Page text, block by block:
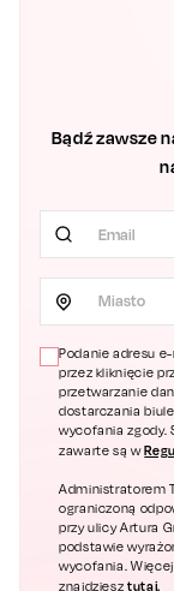
Bądź zawsze
Miasto
Podanie adresu
przez kliknięcie
przetwarzanie
dostarczania
wycofania zgody.
zawarte są w
Administratorem
ograniczoną
przy ulicy Artura
podstawie
wycofania.
znajdziesztutaj.